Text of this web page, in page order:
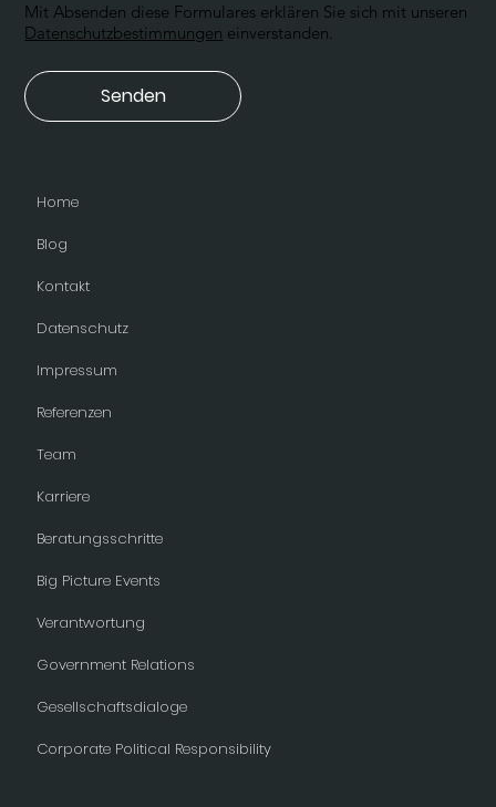
Referenzen
Team
Karriere
Beratungsschritte
Big Picture Events
Verantwortung
Home
Blog
Kontakt
Datenschutz
Impressum
Government Relations
Gesellschaftsdialoge
Corporate Political Responsibility
Senden
Mit Absenden diese Formulares erklären Sie sich mit unseren
Datenschutzbestimmungen einverstanden.